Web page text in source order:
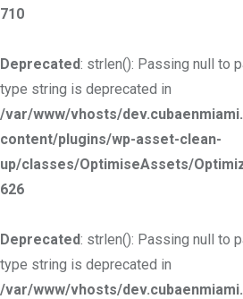
710
Deprecated: strlen(): Passing null to
type string is deprecated in
/var/www/vhosts/
content/plugins/wp-asset-clean-
up/classes/OptimiseAssets/
626
Deprecated: strlen(): Passing null to
type string is deprecated in
/var/www/vhosts/